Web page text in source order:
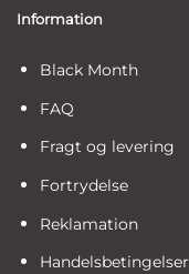
Information
Black Month
FAQ
Fragt og levering
Fortrydelse
Reklamation
Handelsbetingelser